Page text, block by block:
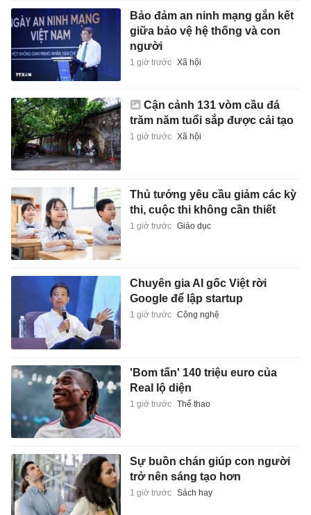
Bảo đảm an ninh mạng gắn kết
giữa bảo vệ hệ thống và con
người
1 giờ trước Xã hội
Cận cảnh 131 vòm cầu đá
trăm năm tuổi sắp được cải tạo
1 giờ trước Xã hội
Thủ tướng yêu cầu giảm các kỳ
thi, cuộc thi không cần thiết
1 giờ trước Giáo dục
Chuyên gia AI gốc Việt rời
Google để lập startup
1 giờ trước Công nghệ
'Bom tấn' 140 triệu euro của
Real lộ diện
1 giờ trước Thể thao
Sự buồn chán giúp con người
trở nên sáng tạo hơn
1 giờ trước Sách hay